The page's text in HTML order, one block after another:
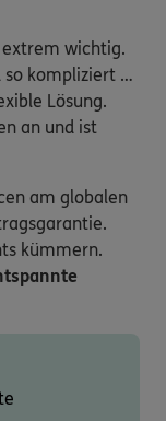
extrem wichtig.
so kompliziert …
Lösung.
an und ist
am globalen
kümmern.